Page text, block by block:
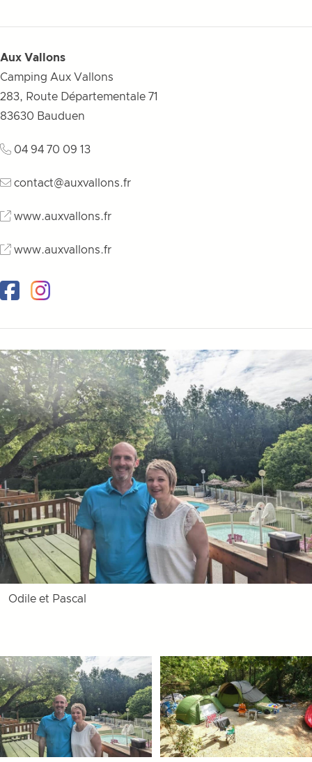
Odile et Pascal
Aux Vallons
Camping Aux Vallons
283, Route Départementale 71
83630 Bauduen
04 94 70 09 13
contact@auxvallons.fr
www.auxvallons.fr
www.auxvallons.fr
FacebookInstagram